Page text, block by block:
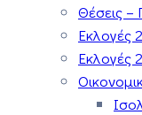
Θέσεις –
Εκλογές
Εκλογές